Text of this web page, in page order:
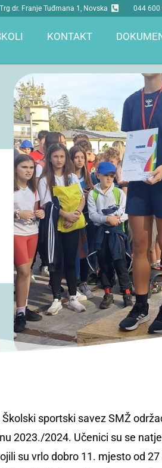
Trg dr. Franje Tuđmana 1, Novska 044 600
KONTAKT
sportski savez SMŽ
2023./2024. Učenici su se
su vrlo dobro 11. mjesto od